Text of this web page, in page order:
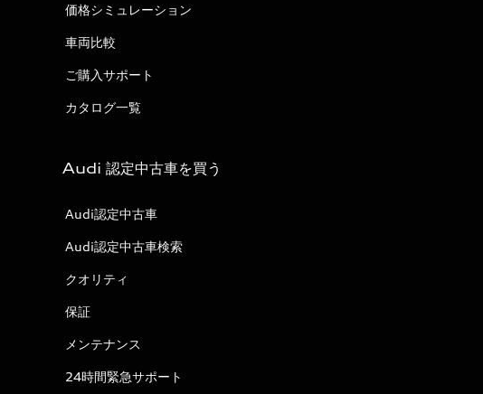
価格シミュレーション
車両比較
ご購入サポート
カタログ一覧
Audi 認定中古車を買う
Audi認定中古車
Audi認定中古車検索
クオリティ
保証
メンテナンス
24時間緊急サポート